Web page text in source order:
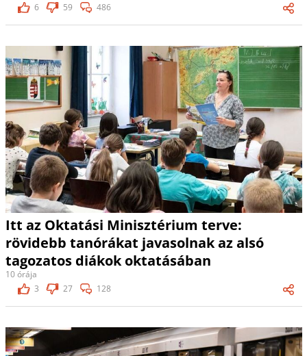
6
59 486
Itt az Oktatási Minisztérium terve:
rövidebb tanórákat javasolnak az alsó
tagozatos diákok oktatásában
10 órája
3
27 128